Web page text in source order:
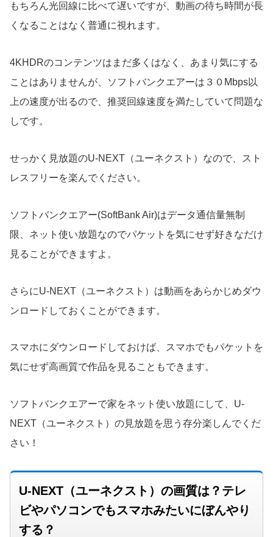
もちろん光回線に比べて遅いですが、動画の待ち時間が長
くなることはなく普通に視れます。
4KHDRのコンテンツはまだ多くはなく、あまり気にする
ことはありませんが、ソフトバンクエアーは３０Mbps以
上の速度が出るので、推奨回線速度を満たしていて問題な
しです。
せっかく見放題のU-NEXT（ユーネクスト）なので、スト
レスフリーを楽んでください。
ソフトバンクエアー(SoftBank Air)はデータ通信量無制
限、ネット使い放題なのでパケットを気にせず好きなだけ
見ることができますよ。
さらにU-NEXT（ユーネクスト）は動画をあらかじめダウ
ンロードしておくことができます。
スマホにダウンロードしておけば、スマホでもパケットを
気にせず高画質で作品を見ることもできます。
ソフトバンクエアーで家をネット使い放題にして、U-
NEXT（ユーネクスト）の見放題を思う存分楽しんでくだ
さい！
U-NEXT（ユーネクスト）の画質は？テレ
ビやパソコンでもスマホみたいにぼんやり
する？